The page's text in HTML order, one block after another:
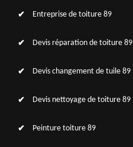
Entreprise de toiture 89
Devis réparation de toiture 89
Devis changement de tuile 89
Devis nettoyage de toiture 89
Peinture toiture 89